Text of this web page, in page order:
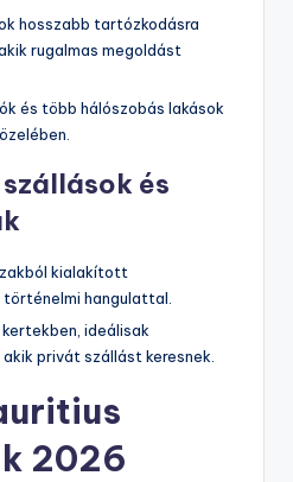
hosszabb tartózkodásra
rugalmas megoldást
és több hálószobás lakások
és
kialakított
hangulattal.
ideálisak
privát szállást keresnek.
2026